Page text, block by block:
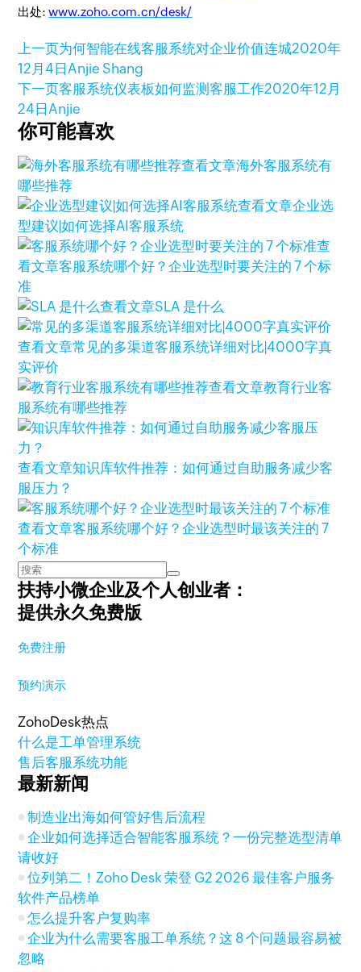
出处:www.zoho.com.cn/desk/
上一页为何智能在线客服系统对企业价值连城2020年
12月4日Anjie Shang
下一页客服系统仪表板如何监测客服工作2020年12月
24日Anjie
你可能喜欢
查看文章海外客服系统有
哪些推荐
查看文章企业选
型建议|如何选择AI客服系统
查
看文章客服系统哪个好？企业选型时要关注的 7 个标
准
查看文章SLA 是什么
查看文章常见的多渠道客服系统详细对比|4000字真
实评价
查看文章教育行业客
服系统有哪些推荐
查看文章知识库软件推荐：如何通过自助服务减少客
服压力？
查看文章客服系统哪个好？企业选型时最该关注的 7
个标准
扶持小微企业及个人创业者：
提供永久免费版
免费注册
预约演示
ZohoDesk热点
什么是工单管理系统
售后客服系统功能
最新新闻
制造业出海如何管好售后流程
企业如何选择适合智能客服系统？一份完整选型清单
请收好
位列第二！Zoho Desk 荣登 G2 2026 最佳客户服务
软件产品榜单
怎么提升客户复购率
企业为什么需要客服工单系统？这 8 个问题最容易被
忽略